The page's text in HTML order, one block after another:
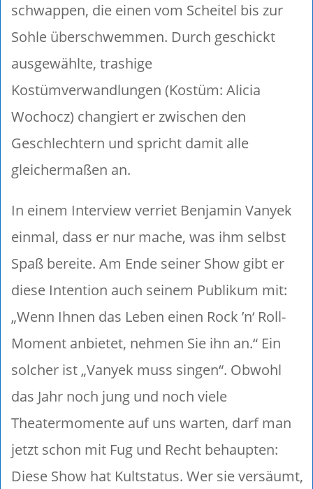
schwappen, die einen vom Scheitel bis zur
Sohle überschwemmen. Durch geschickt
ausgewählte, trashige
Kostümverwandlungen (Kostüm: Alicia
Wochocz) changiert er zwischen den
Geschlechtern und spricht damit alle
gleichermaßen an.
In einem Interview verriet Benjamin Vanyek
einmal, dass er nur mache, was ihm selbst
Spaß bereite. Am Ende seiner Show gibt er
diese Intention auch seinem Publikum mit:
„Wenn Ihnen das Leben einen Rock ’n‘ Roll-
Moment anbietet, nehmen Sie ihn an.“ Ein
solcher ist „Vanyek muss singen“. Obwohl
das Jahr noch jung und noch viele
Theatermomente auf uns warten, darf man
jetzt schon mit Fug und Recht behaupten:
Diese Show hat Kultstatus. Wer sie versäumt,